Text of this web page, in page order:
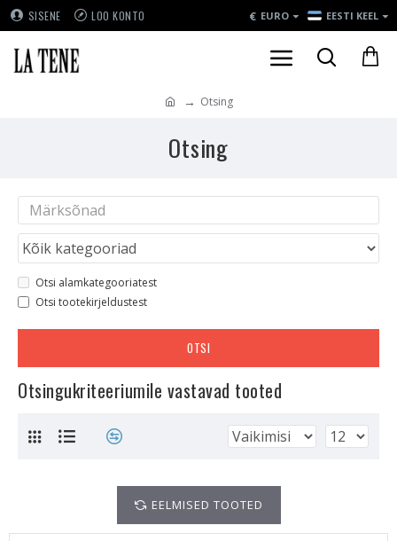
SISENE LOO KONTO € EURO EESTI KEEL
Otsing
Otsing
Otsi alamkategooriatest
Otsi tootekirjeldustest
OTSI
Otsingukriteeriumile vastavad tooted
EELMISED TOOTED